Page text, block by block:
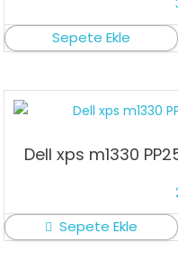
Sepete Ekle
Dell xps m1330
Sepete Ekle